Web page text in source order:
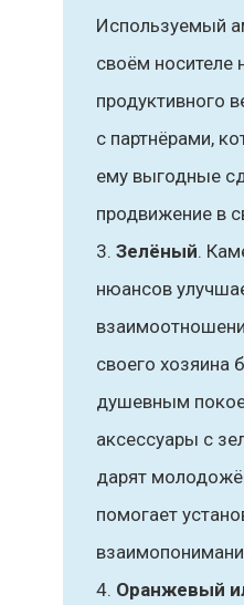
Используемый
своём носителе
продуктивного
с партнёрами,
ему выгодные
продвижение в
Зелёный.
нюансов
своего хозяина
душевным
аксессуары с
дарят
помогает
Оранжевый